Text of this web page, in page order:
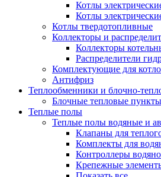
Котлы
Котлы
Котлы твердотопливные
Коллекторы и
Коллекторы
Распределители
Комплектующие для
Антифриз
Теплообменники и блочно-
Блочные тепловые пункты
Теплые полы
Теплые полы водяные и
Клапаны для
Комплекты для
Контроллеры
Крепежные